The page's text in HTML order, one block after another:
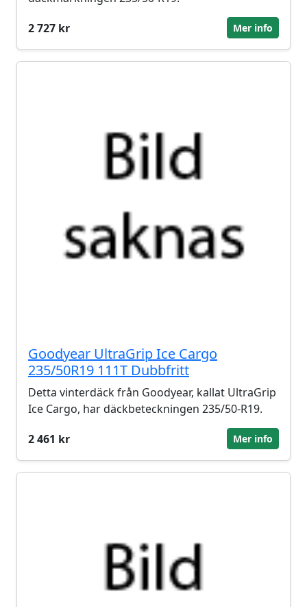
2 727 kr
Mer info
Goodyear UltraGrip Ice Cargo
235/50R19 111T Dubbfritt
Detta vinterdäck från Goodyear, kallat UltraGrip
Ice Cargo, har däckbeteckningen 235/50-R19.
2 461 kr
Mer info